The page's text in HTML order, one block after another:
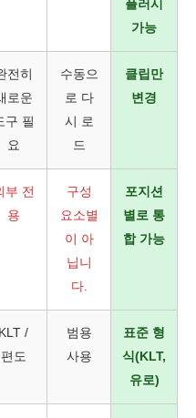
플러시
가능
전히
로운
구 필
요
수동으
로 다
시 로
드
클립만
변경
부 전
용
구성
요소별
이 아
닙니
다.
포지션
별로 통
합 가능
KLT /
편도
범용
사용
표준 형
식(KLT,
유로)